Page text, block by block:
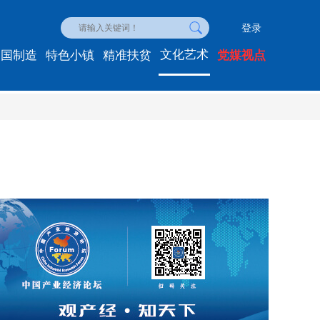
登录
制造 特色小镇 精准扶贫 文化艺术 党媒视点